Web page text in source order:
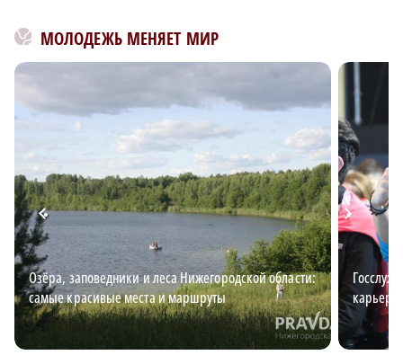
МОЛОДЕЖЬ МЕНЯЕТ МИР
Озёра, заповедники и леса Нижегородской области:
самые красивые места и маршруты